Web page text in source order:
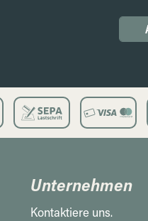
Unternehmen
Kontaktiere uns.